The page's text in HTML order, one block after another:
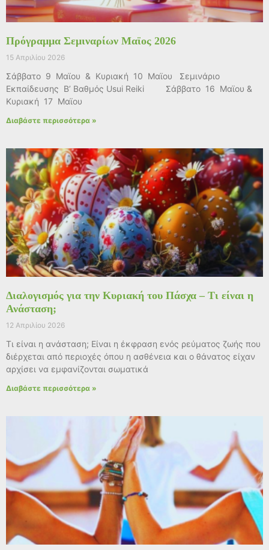
Πρόγραμμα Σεμιναρίων Μαϊος 2026
15 Απριλίου 2026
Σάββατο 9 Μαϊου & Κυριακή 10 Μαϊου Σεμινάριο
Εκπαίδευσης Β’ Βαθμός Usui Reiki Σάββατο 16 Μαϊου &
Κυριακή 17 Μαϊου
Διαβάστε περισσότερα »
Διαλογισμός για την Κυριακή του Πάσχα – Τι είναι η
Ανάσταση;
12 Απριλίου 2026
Τι είναι η ανάσταση; Είναι η έκφραση ενός ρεύματος ζωής που
διέρχεται από περιοχές όπου η ασθένεια και ο θάνατος είχαν
αρχίσει να εμφανίζονται σωματικά
Διαβάστε περισσότερα »